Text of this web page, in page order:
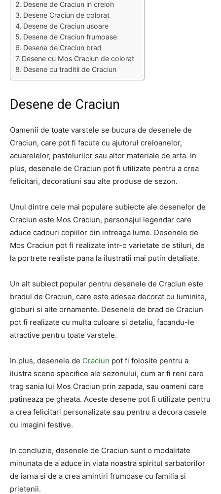
Desene de Craciun in creion
Desene Craciun de colorat
Desene de Craciun usoare
Desene de Craciun frumoase
Desene de Craciun brad
Desene cu Mos Craciun de colorat
Desene cu traditii de Craciun
Desene de Craciun
Oamenii de toate varstele se bucura de desenele de
Craciun, care pot fi facute cu ajutorul creioanelor,
acuarelelor, pastelurilor sau altor materiale de arta. In
plus, desenele de Craciun pot fi utilizate pentru a crea
felicitari, decoratiuni sau alte produse de sezon.
Unul dintre cele mai populare subiecte ale desenelor de
Craciun este Mos Craciun, personajul legendar care
aduce cadouri copiilor din intreaga lume. Desenele de
Mos Craciun pot fi realizate intr-o varietate de stiluri, de
la portrete realiste pana la ilustratii mai putin detaliate.
Un alt subiect popular pentru desenele de Craciun este
bradul de Craciun, care este adesea decorat cu luminite,
globuri si alte ornamente. Desenele de brad de Craciun
pot fi realizate cu multa culoare si detaliu, facandu-le
atractive pentru toate varstele.
In plus, desenele de Craciun pot fi folosite pentru a
ilustra scene specifice ale sezonului, cum ar fi reni care
trag sania lui Mos Craciun prin zapada, sau oameni care
patineaza pe gheata. Aceste desene pot fi utilizate pentru
a crea felicitari personalizate sau pentru a decora casele
cu imagini festive.
In concluzie, desenele de Craciun sunt o modalitate
minunata de a aduce in viata noastra spiritul sarbatorilor
de iarna si de a crea amintiri frumoase cu familia si
prietenii.